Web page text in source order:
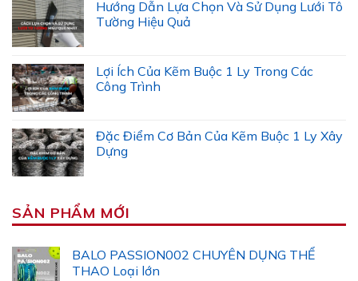
Hướng Dẫn Lựa Chọn Và Sử Dụng Lưới Tô
Tường Hiệu Quả
Lợi Ích Của Kẽm Buộc 1 Ly Trong Các
Công Trình
Đặc Điểm Cơ Bản Của Kẽm Buộc 1 Ly Xây
Dựng
SẢN PHẨM MỚI
BALO PASSION002 CHUYÊN DỤNG THỂ
THAO Loại lớn